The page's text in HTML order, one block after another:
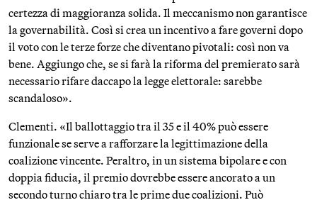
certezza di maggioranza solida. Il meccanismo non garantisce
la governabilità. Così si crea un incentivo a fare governi dopo
il voto con le terze forze che diventano pivotali: così non va
bene. Aggiungo che, se si farà la riforma del premierato sarà
necessario rifare daccapo la legge elettorale: sarebbe
scandaloso».
Clementi. «Il ballottaggio tra il 35 e il 40% può essere
funzionale se serve a rafforzare la legittimazione della
coalizione vincente. Peraltro, in un sistema bipolare e con
doppia fiducia, il premio dovrebbe essere ancorato a un
secondo turno chiaro tra le prime due coalizioni. Può